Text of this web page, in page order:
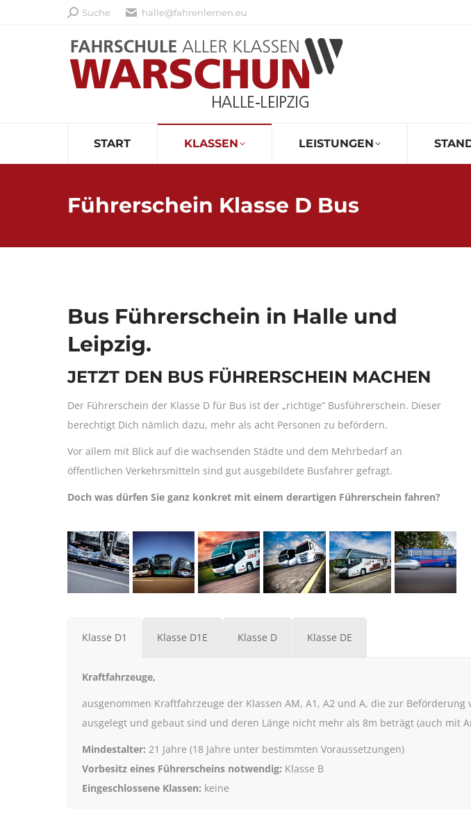
Search:
Suche halle@fahrenlernen.eu
START KLASSEN LEISTUNGEN
Führerschein Klasse D Bus
Bus Führerschein in Halle und
Leipzig.
JETZT DEN BUS FÜHRERSCHEIN MACHEN
Der Führerschein der Klasse D für Bus ist der „richtige“ Busführerschein. Dieser
berechtigt Dich nämlich dazu, mehr als acht Personen zu befördern.
Vor allem mit Blick auf die wachsenden Städte und dem Mehrbedarf an
öffentlichen Verkehrsmitteln sind gut ausgebildete Busfahrer gefragt.
Doch was dürfen Sie ganz konkret mit einem derartigen Führerschein fahren?
Klasse D1 Klasse D1E Klasse D Klasse DE
Kraftfahrzeuge,
ausgenommen Kraftfahrzeuge der Klassen AM, A1, A2 und A, die zur
ausgelegt und gebaut sind und deren Länge nicht mehr als 8m beträgt (auch mit
Mindestalter: 21 Jahre (18 Jahre unter bestimmten Voraussetzungen)
Vorbesitz eines Führerscheins notwendig: Klasse B
Eingeschlossene Klassen: keine